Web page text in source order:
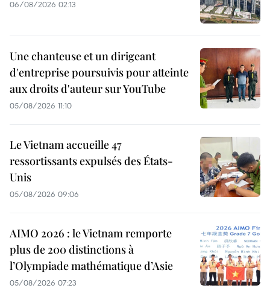
06/08/2026 02:13
Une chanteuse et un dirigeant
d'entreprise poursuivis pour atteinte
aux droits d'auteur sur YouTube
05/08/2026 11:10
Le Vietnam accueille 47
ressortissants expulsés des États-
Unis
05/08/2026 09:06
AIMO 2026 : le Vietnam remporte
plus de 200 distinctions à
l’Olympiade mathématique d’Asie
05/08/2026 07:23